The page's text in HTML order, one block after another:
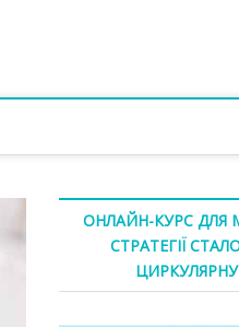
ОНЛАЙН-КУРС ДЛЯ
СТРАТЕГІЇ